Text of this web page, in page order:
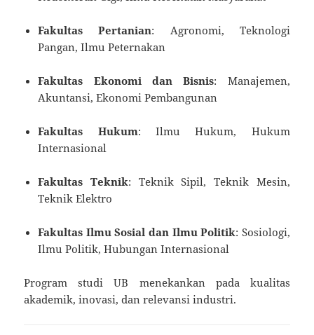
Fakultas Pertanian: Agronomi, Teknologi
Pangan, Ilmu Peternakan
Fakultas Ekonomi dan Bisnis: Manajemen,
Akuntansi, Ekonomi Pembangunan
Fakultas Hukum: Ilmu Hukum, Hukum
Internasional
Fakultas Teknik: Teknik Sipil, Teknik Mesin,
Teknik Elektro
Fakultas Ilmu Sosial dan Ilmu Politik: Sosiologi,
Ilmu Politik, Hubungan Internasional
Program studi UB menekankan pada kualitas
akademik, inovasi, dan relevansi industri.